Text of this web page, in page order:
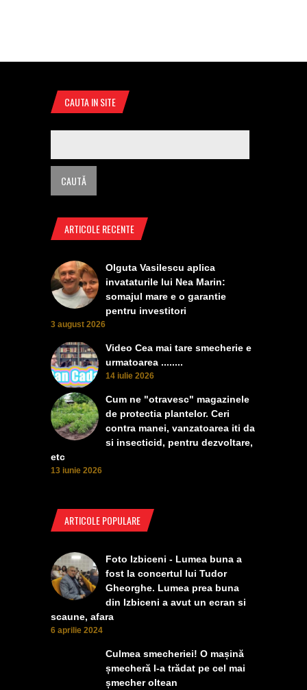
CAUTA IN SITE
ARTICOLE RECENTE
Olguta Vasilescu aplica
invataturile lui Nea Marin:
somajul mare e o garantie
pentru investitori
3 august 2026
Video Cea mai tare smecherie e
urmatoarea ........
14 iulie 2026
Cum ne "otravesc" magazinele
de protectia plantelor. Ceri
contra manei, vanzatoarea iti da
si insecticid, pentru dezvoltare,
etc
13 iunie 2026
ARTICOLE POPULARE
Foto Izbiceni - Lumea buna a
fost la concertul lui Tudor
Gheorghe. Lumea prea buna
din Izbiceni a avut un ecran si
scaune, afara
6 aprilie 2024
Culmea smecheriei! O mașină
șmecheră l-a trădat pe cel mai
șmecher oltean